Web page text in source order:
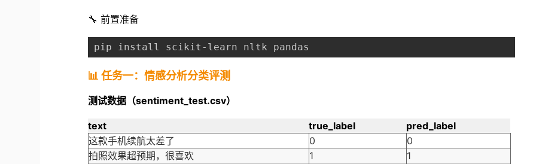
🔧 前置准备
pip install scikit-learn nltk pandas
📊 任务一：情感分析分类评测
测试数据（sentiment_test.csv）
text true_label
pred_label
这款手机续航太差了
0
0
拍照效果超预期，很喜欢
1
1